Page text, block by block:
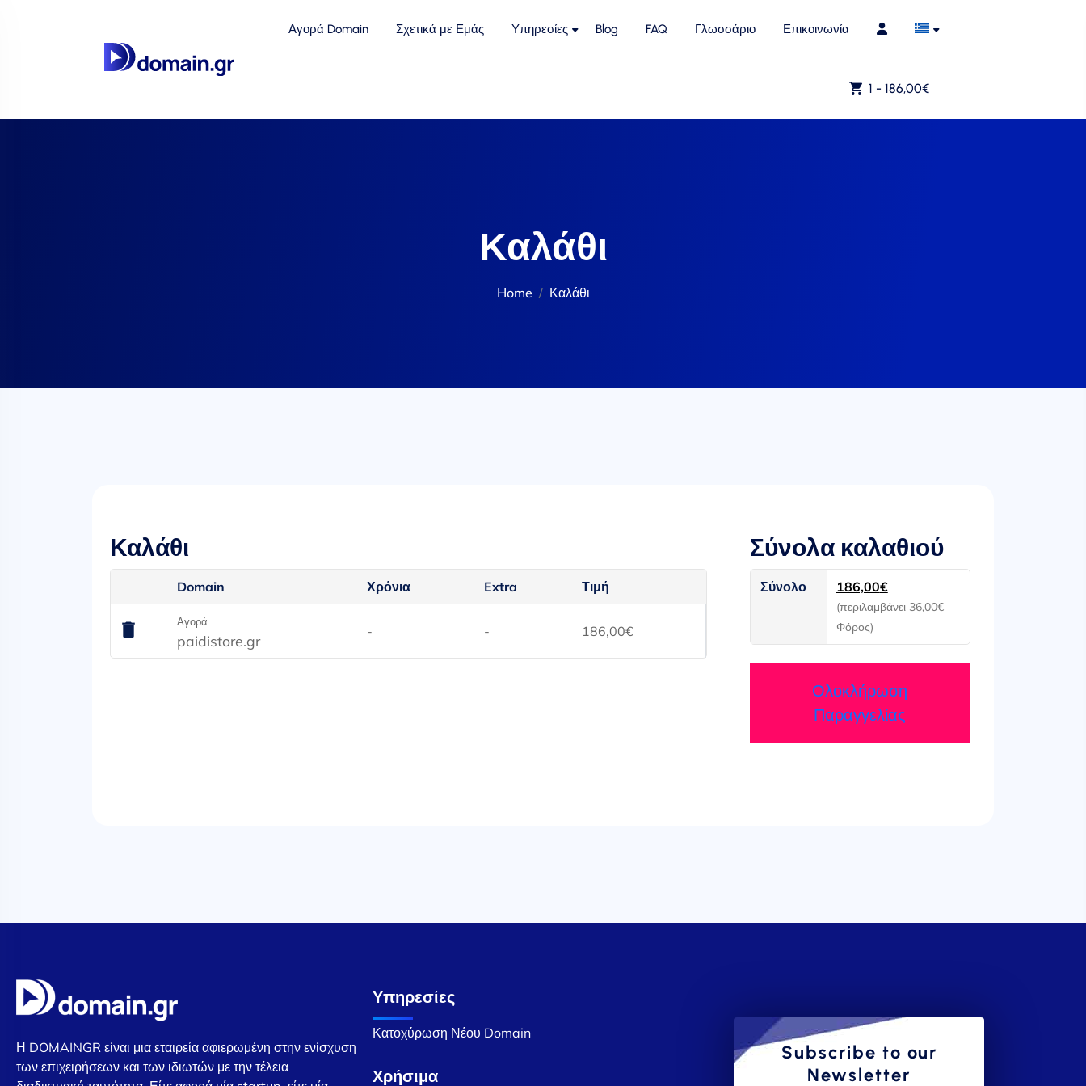
Αγορά Domain Σχετικά με Εμάς Υπηρεσίες Blog FAQ Γλωσσάριο Επικοινωνία
1 - 186,00€
Καλάθι
Home Καλάθι
Καλάθι
Domain Χρόνια Extra Τιμή
Αγορά
paidistore.gr
- - 186,00€
Σύνολα καλαθιού
Σύνολο 186,00€
(περιλαμβάνει 36,00€
Φόρος)
Ολοκλήρωση
Παραγγελίας
Η DOMAINGR είναι μια εταιρεία αφιερωμένη στην ενίσχυση
των επιχειρήσεων και των ιδιωτών με την τέλεια
Υπηρεσίες
Κατοχύρωση Νέου Domain
Χρήσιμα
Subscribe to our
Newsletter